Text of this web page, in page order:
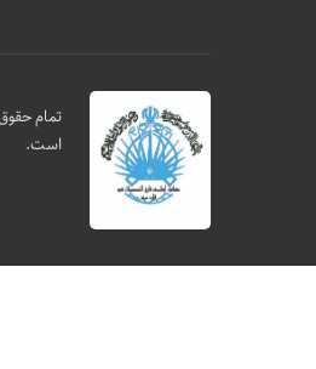
تمام
است.